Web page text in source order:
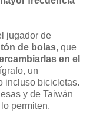
jugador de
de bolas, que
en el
un
incluso bicicletas.
y de Taiwán
permiten.